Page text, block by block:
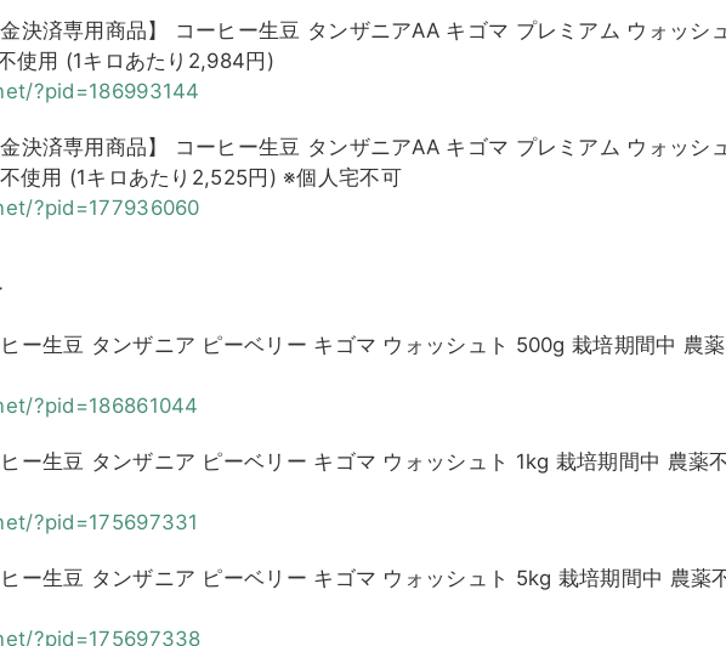
決済専用商品】 コーヒー生豆 タンザニアAA キゴマ プレミアム ウォッシ
使用 (1キロあたり2,984円)
?pid=186993144
決済専用商品】 コーヒー生豆 タンザニアAA キゴマ プレミアム ウォッシ
使用 (1キロあたり2,525円) ※個人宅不可
?pid=177936060
ー生豆 タンザニア ピーベリー キゴマ ウォッシュト 500g 栽培期間中 農薬
?pid=186861044
ー生豆 タンザニア ピーベリー キゴマ ウォッシュト 1kg 栽培期間中 農薬
?pid=175697331
ー生豆 タンザニア ピーベリー キゴマ ウォッシュト 5kg 栽培期間中 農薬
?pid=175697338